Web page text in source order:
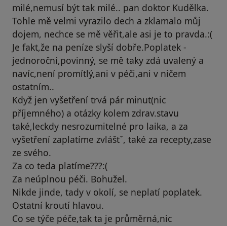
milé,nemusí být tak milé.. pan doktor Kudělka.
Tohle mě velmi vyrazilo dech a zklamalo můj
dojem, nechce se mě věřit,ale asi je to pravda.:(
Je fakt,že na peníze slyší dobře.Poplatek -
jednoroční,povinný, se mě taky zdá uvalený a
navíc,není promítlý,ani v péči,ani v ničem
ostatním..
Když jen vyšetření trvá pár minut(nic
příjemného) a otázky kolem zdrav.stavu
také,leckdy nesrozumitelné pro laika, a za
vyšetření zaplatíme zvláštˇ, také za recepty,zase
ze svého.
Za co teda platíme???:(
Za neúplnou péči. Bohužel.
Nikde jinde, tady v okolí, se neplatí poplatek.
Ostatní kroutí hlavou.
Co se týče péče,tak ta je průměrná,nic